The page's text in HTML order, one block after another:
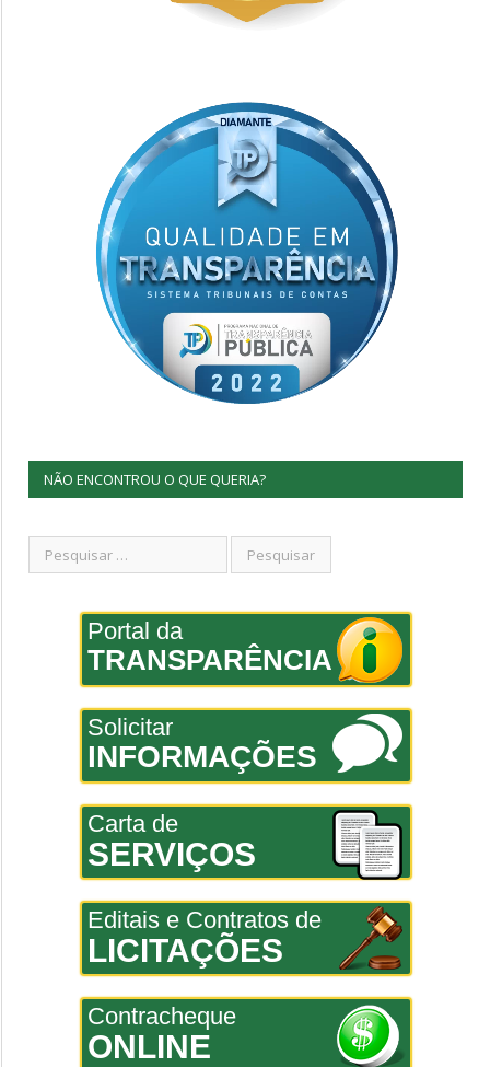
NÃO ENCONTROU O QUE QUERIA?
Portal da
TRANSPARÊNCIA
Solicitar
INFORMAÇÕES
Carta de
SERVIÇOS
Editais e Contratos de
LICITAÇÕES
Contracheque
ONLINE